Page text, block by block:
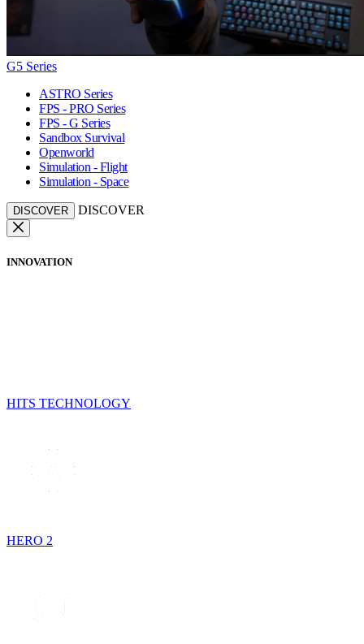
G5 Series
ASTRO Series
FPS - PRO Series
FPS - G Series
Sandbox Survival
Openworld
Simulation - Flight
Simulation - Space
DISCOVER DISCOVER
INNOVATION
HITS TECHNOLOGY
HERO 2